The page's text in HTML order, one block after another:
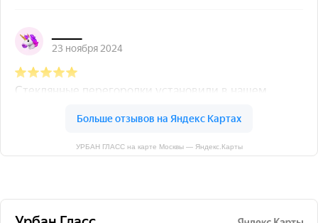
УРБАН ГЛАСС на карте Москвы — Яндекс.Карты